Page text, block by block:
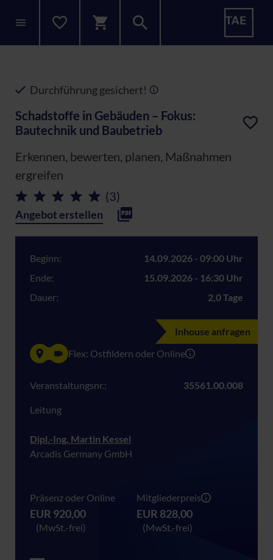
Durchführung gesichert!
Schadstoffe in Gebäuden – Fokus:
Bautechnik und Baubetrieb
Erkennen, bewerten, planen, Maßnahmen
ergreifen
(3)
Angebot erstellen
Beginn:
14.09.2026 - 09:00 Uhr
Ende:
15.09.2026 - 16:30 Uhr
Dauer:
2,0 Tage
Inhouse anfragen
Flex: Ostfildern oder Online
Veranstaltungsnr.: 35561.00.008
Leitung
Dipl.-Ing. Martin Kessel
Arcadis Germany GmbH
Präsenz oder Online
EUR 920,00
(MwSt.-frei)
Mitgliederpreis
EUR 828,00
(MwSt.-frei)